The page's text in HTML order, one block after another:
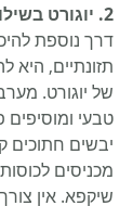
2. יוגורט בשילוב פרי
דרך נוספת
תזונתיים, היא
של יוגורט.
טבעי ומוסיפים
יבשים חתוכים
מכניסים
שיקפא. אין